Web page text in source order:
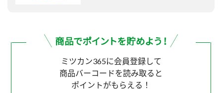
ミツカン365に会員登録して
商品バーコードを読み取ると
ポイントがもらえる！